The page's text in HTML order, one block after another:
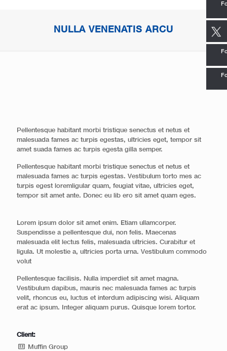
NULLA VENENATIS ARCU
Pellentesque habitant morbi tristique senectus et netus et
malesuada fames ac turpis egestas, ultricies eget, tempor sit
amet suada fames ac turpis egesta gilla semper.
Pellentesque habitant morbi tristique senectus et netus et
malesuada fames ac turpis egestas. Vestibulum torto mes ac
turpis egest loremligular quam, feugiat vitae, ultricies eget,
tempor sit amet ante. Donec eu lib ero sit amet quam eges.
Lorem ipsum dolor sit amet enim. Etiam ullamcorper.
Suspendisse a pellentesque dui, non felis. Maecenas
malesuada elit lectus felis, malesuada ultricies. Curabitur et
ligula. Ut molestie a, ultricies porta urna. Vestibulum commodo
volut
Pellentesque facilisis. Nulla imperdiet sit amet magna.
Vestibulum dapibus, mauris nec malesuada fames ac turpis
velit, rhoncus eu, luctus et interdum adipiscing wisi. Aliquam
erat ac ipsum. Integer aliquam purus. Quisque lorem tortor.
Client:
Muffin Group